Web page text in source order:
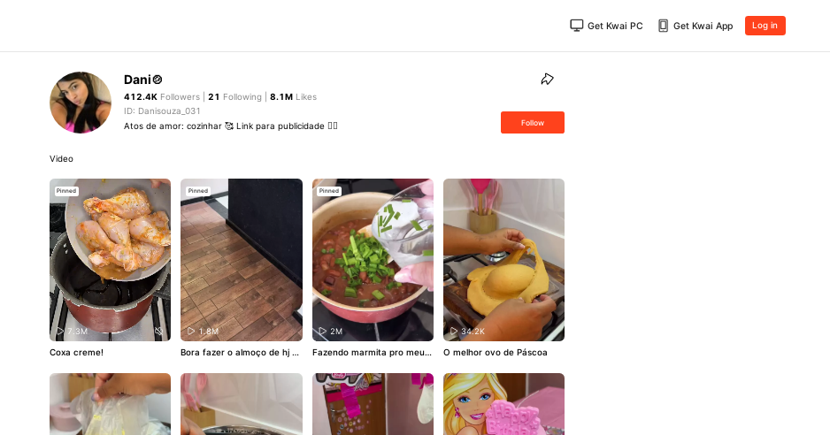
Get Kwai PC Get Kwai App Log in
Dani🍲
412.4K Followers |21 Following |8.1M Likes
ID: Danisouza_031
Atos de amor: cozinhar 🥰 Link para publicidade 👇🏼
Follow
Video
Pinned
7.3M
Coxa creme!
Pinned
1.8M
Bora fazer o almoço de hj #
rido
Pinned
2M
Fazendo marmita pro meu
ood #cozinhando
34.2K
O melhor ovo de Páscoa